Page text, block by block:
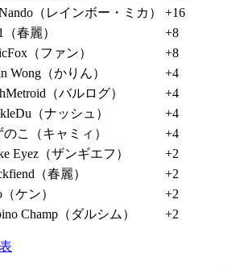
（レインボー・ミカ）
+16
（春麗）
+8
（ファン）
+8
Wong（かりん）
+4
（バルログ）
+4
（ナッシュ）
+4
のこ（キャミィ）
+4
Eyez（ザンギエフ）
+2
（春麗）
+2
ケン）
+2
Champ（ダルシム） +2